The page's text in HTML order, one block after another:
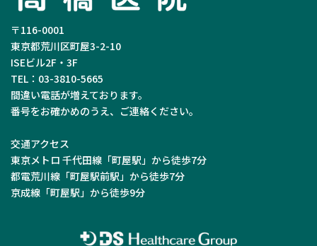
〒116-0001
東京都荒川区町屋3-2-10
ISEビル2F・3F
TEL：03-3810-5665
間違い電話が増えております。
番号をお確かめのうえ、ご連絡ください。
交通アクセス
東京メトロ 千代田線「町屋駅」から徒歩7分
都電荒川線「町屋駅前駅」から徒歩7分
京成線「町屋駅」から徒歩9分